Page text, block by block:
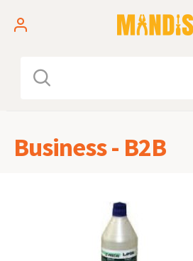
Business - B2B